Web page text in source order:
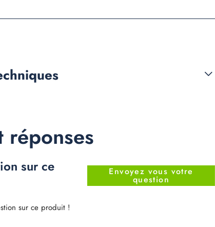
réponses
sur ce
Envoyez vous votre
question
sur ce produit !